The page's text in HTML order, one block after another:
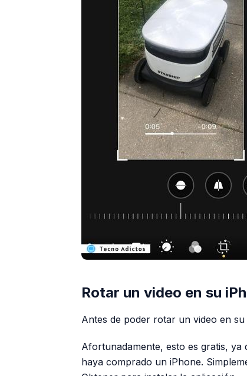
Rotar un video en su
Antes de poder rotar un video en
Afortunadamente, esto es gratis,
haya comprado un iPhone.